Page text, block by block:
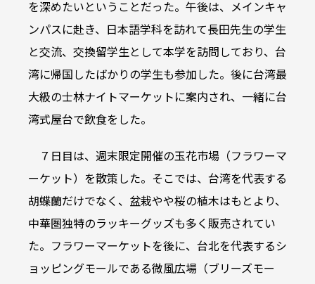
を深めたいということだった。午後は、メインキャ
ンパスに赴き、日本語学科を訪れて長田先生の学生
と交流、交換留学生として本学を訪問しており、台
湾に帰国したばかりの学生も参加した。後に台湾最
大級の士林ナイトマーケットに案内され、一緒に台
湾式屋台で飲食をした。
７日目は、週末限定開催の玉花市場（フラワーマ
ーケット）を散策した。そこでは、台湾を代表する
胡蝶蘭だけでなく、盆栽やや桜の植木はもとより、
中華圏独特のラッキーグッズも多く販売されてい
た。フラワーマーケットを後に、台北を代表するシ
ョッピングモールである微風広場（ブリーズモー